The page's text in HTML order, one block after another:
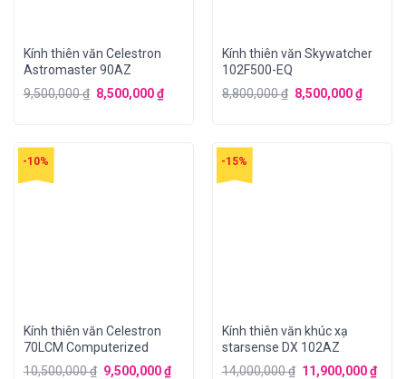
Kính thiên văn Celestron
Astromaster 90AZ
9,500,000₫ 8,500,000₫
Kính thiên văn Skywatcher
102F500-EQ
8,800,000₫ 8,500,000₫
-10%
Kính thiên văn Celestron
70LCM Computerized
10,500,000₫ 9,500,000₫
-15%
Kính thiên văn khúc xạ
starsense DX 102AZ
14,000,000₫ 11,900,000₫